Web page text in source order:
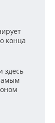
конца
здесь